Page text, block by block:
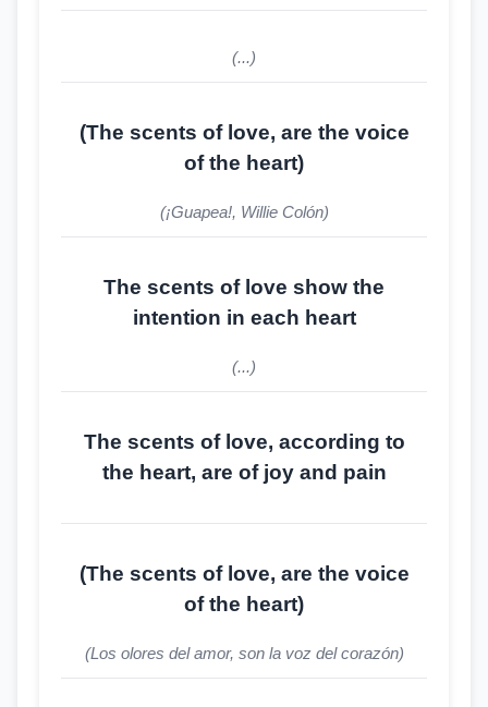
(...)
(The scents of love, are the voice
of the heart)
(¡Guapea!, Willie Colón)
The scents of love show the
intention in each heart
(...)
The scents of love, according to
the heart, are of joy and pain
(The scents of love, are the voice
of the heart)
(Los olores del amor, son la voz del corazón)